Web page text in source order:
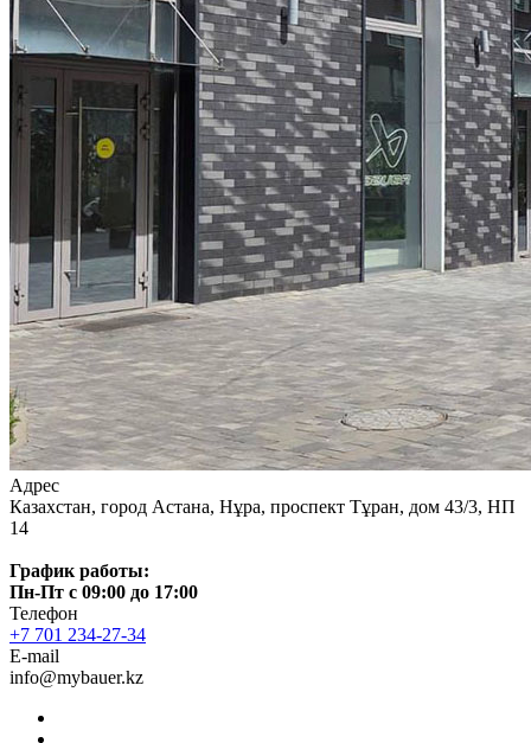
Адрес
Казахстан, город Астана, Нұра, проспект Тұран, дом 43/3, НП
14
График работы:
Пн-Пт с 09:00 до 17:00
Телефон
+7 701 234-27-34
E-mail
info@mybauer.kz